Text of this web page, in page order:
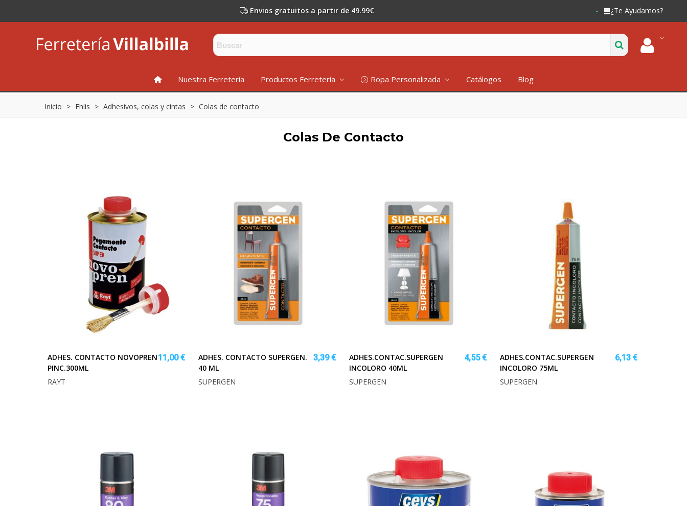
Envios gratuitos a partir de 49.99€ ¿Te Ayudamos?
INICIONuestra Ferretería Productos Ferretería Ropa Personalizada Catálogos Blog
Inicio > Ehlis > Adhesivos, colas y cintas > Colas de contacto
Colas De Contacto
ADHES. CONTACTO NOVOPREN
PINC.300ML
11,00 €
RAYT
ADHES. CONTACTO SUPERGEN.
40 ML
3,39 €
SUPERGEN
ADHES.CONTAC.SUPERGEN
INCOLORO 40ML
4,55 €
SUPERGEN
ADHES.CONTAC.SUPERGEN
INCOLORO 75ML
6,13 €
SUPERGEN